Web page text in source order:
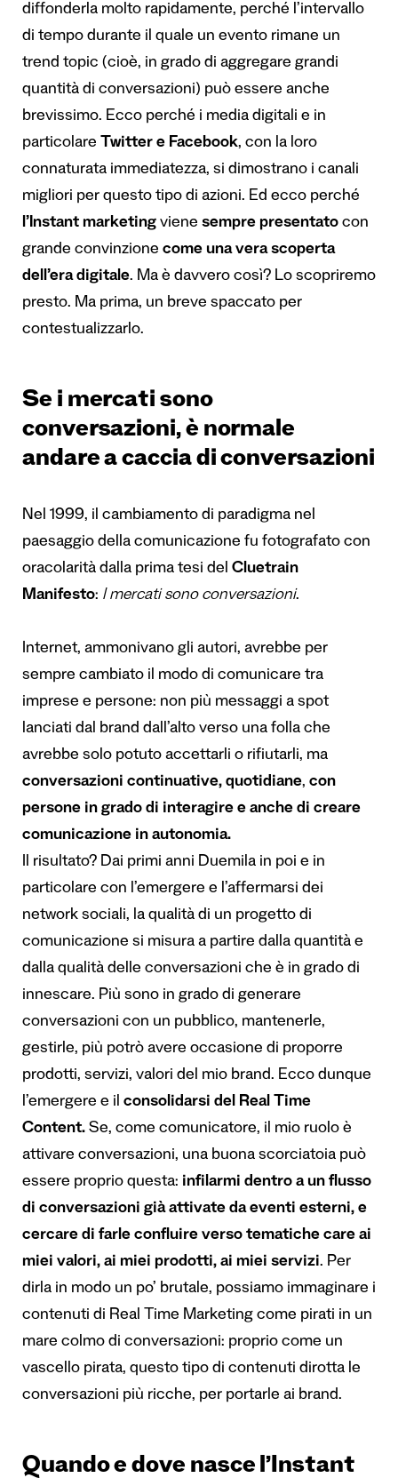
diffonderla molto rapidamente, perché l’intervallo
di tempo durante il quale un evento rimane un
trend topic (cioè, in grado di aggregare grandi
quantità di conversazioni) può essere anche
brevissimo. Ecco perché i media digitali e in
particolare Twitter e Facebook, con la loro
connaturata immediatezza, si dimostrano i canali
migliori per questo tipo di azioni. Ed ecco perché
l’Instant marketing viene sempre presentato con
grande convinzione come una vera scoperta
dell’era digitale. Ma è davvero così? Lo scopriremo
presto. Ma prima, un breve spaccato per
contestualizzarlo.
Se i mercati sono
conversazioni, è normale
andare a caccia di conversazioni
Nel 1999, il cambiamento di paradigma nel
paesaggio della comunicazione fu fotografato con
oracolarità dalla prima tesi del Cluetrain
Manifesto: I mercati sono conversazioni.
Internet, ammonivano gli autori, avrebbe per
sempre cambiato il modo di comunicare tra
imprese e persone: non più messaggi a spot
lanciati dal brand dall’alto verso una folla che
avrebbe solo potuto accettarli o rifiutarli, ma
conversazioni continuative, quotidiane, con
persone in grado di interagire e anche di creare
comunicazione in autonomia.
Il risultato? Dai primi anni Duemila in poi e in
particolare con l’emergere e l’affermarsi dei
network sociali, la qualità di un progetto di
comunicazione si misura a partire dalla quantità e
dalla qualità delle conversazioni che è in grado di
innescare. Più sono in grado di generare
conversazioni con un pubblico, mantenerle,
gestirle, più potrò avere occasione di proporre
prodotti, servizi, valori del mio brand. Ecco dunque
l’emergere e il consolidarsi del Real Time
Content. Se, come comunicatore, il mio ruolo è
attivare conversazioni, una buona scorciatoia può
essere proprio questa: infilarmi dentro a un flusso
di conversazioni già attivate da eventi esterni, e
cercare di farle confluire verso tematiche care ai
miei valori, ai miei prodotti, ai miei servizi. Per
dirla in modo un po’ brutale, possiamo immaginare i
contenuti di Real Time Marketing come pirati in un
mare colmo di conversazioni: proprio come un
vascello pirata, questo tipo di contenuti dirotta le
conversazioni più ricche, per portarle ai brand.
Quando e dove nasce l’Instant